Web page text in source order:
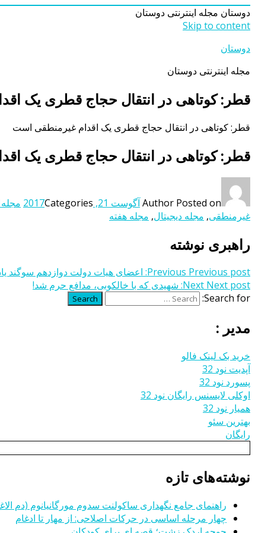
دوستان مجله اینترنتی دوستان
Skip to content
دوستان
مجله اینترنتی دوستان
قطر: کوتاهی در انتقال حجاج قطری یک
قطر: کوتاهی در انتقال حجاج قطری یک اقدام غیرمنطقی است
قطر: کوتاهی در انتقال حجاج قطری یک
Author Posted on آگوست 21, 2017 Categories مجله
غیرمنطقی, مجله دیجیتال, مجله هفته
راهبری نوشته
Previous Previous post:
اعضای هیات دولت دوازدهم سوگند
Next Next post:
شهیدی که با خالکوبی، مدافع حرم شد!
Search for:
Search
مدیر :
خرید بک لینک فالو
آپدیت نود 32
پسورد نود 32
اوکلی لایسنس رایگان نود 32
همیار نود 32
بهترین سئو
رایگان
نوشته‌های تازه
راهنمای جامع نگهداری ساکولنت سدوم مورگانیانوم (دم
چهار مرحله اساسی در حرکات اصلاحی: از مهار تا ادغام